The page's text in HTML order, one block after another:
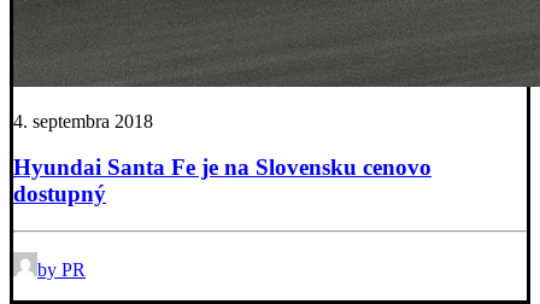
4. septembra 2018
Hyundai Santa Fe je na Slovensku cenovo
dostupný
by PR